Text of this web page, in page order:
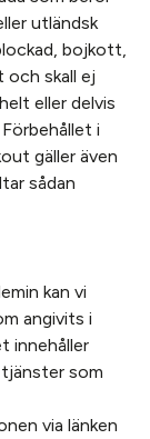
utländsk
bojkott,
och skall ej
eller delvis
i
gäller även
sådan
kan vi
angivits i
innehåller
som
via länken